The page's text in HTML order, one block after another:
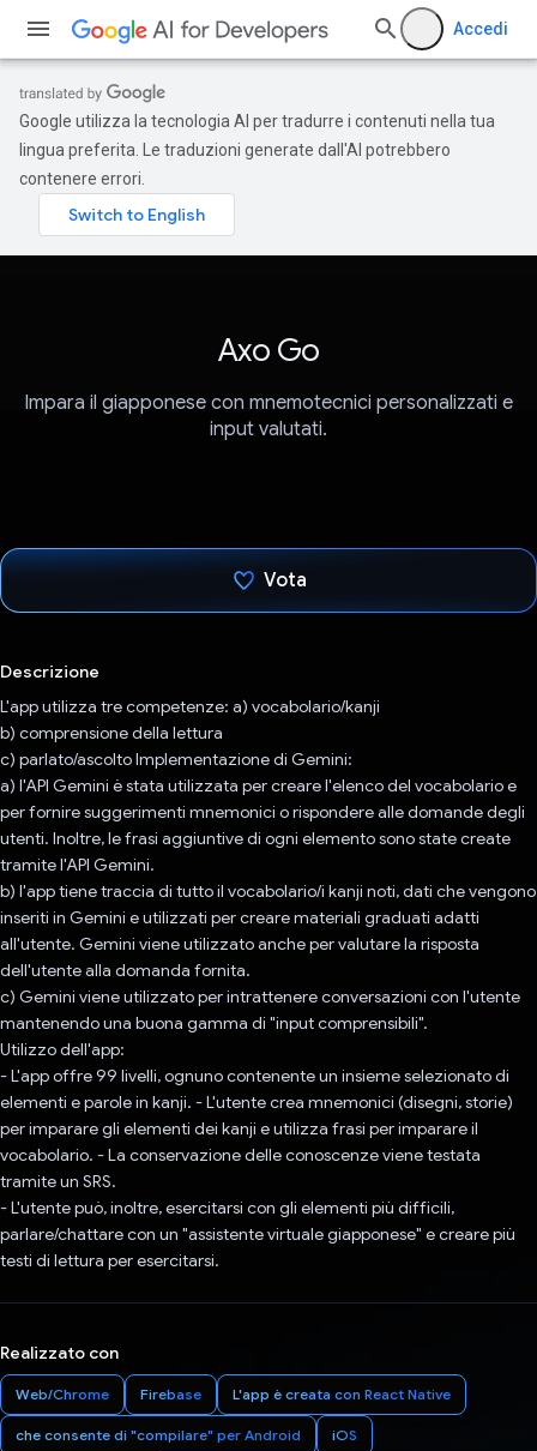
Accedi
Google utilizza la tecnologia AI per tradurre i contenuti nella tua
lingua preferita. Le traduzioni generate dall'AI potrebbero
contenere errori.
Axo Go
Impara il giapponese con mnemotecnici personalizzati e
input valutati.
Vota
Descrizione
L'app utilizza tre competenze: a) vocabolario/kanji
b) comprensione della lettura
c) parlato/ascolto Implementazione di Gemini:
a) l'API Gemini è stata utilizzata per creare l'elenco del vocabolario e
per fornire suggerimenti mnemonici o rispondere alle domande degli
utenti. Inoltre, le frasi aggiuntive di ogni elemento sono state create
tramite l'API Gemini.
b) l'app tiene traccia di tutto il vocabolario/i kanji noti, dati che vengono
inseriti in Gemini e utilizzati per creare materiali graduati adatti
all'utente. Gemini viene utilizzato anche per valutare la risposta
dell'utente alla domanda fornita.
c) Gemini viene utilizzato per intrattenere conversazioni con l'utente
mantenendo una buona gamma di "input comprensibili".
Utilizzo dell'app:
- L'app offre 99 livelli, ognuno contenente un insieme selezionato di
elementi e parole in kanji. - L'utente crea mnemonici (disegni, storie)
per imparare gli elementi dei kanji e utilizza frasi per imparare il
vocabolario. - La conservazione delle conoscenze viene testata
tramite un SRS.
- L'utente può, inoltre, esercitarsi con gli elementi più difficili,
parlare/chattare con un "assistente virtuale giapponese" e creare più
testi di lettura per esercitarsi.
Realizzato con
Web/Chrome Firebase L'app è creata con React Native
che consente di "compilare" per Android iOS